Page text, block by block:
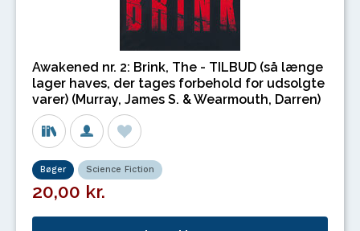
Awakened nr. 2: Brink, The - TILBUD (så længe
lager haves, der tages forbehold for udsolgte
varer) (Murray, James S. & Wearmouth, Darren)
Bøger Science Fiction
20,00 kr.